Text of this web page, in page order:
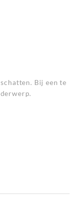
Bij een te